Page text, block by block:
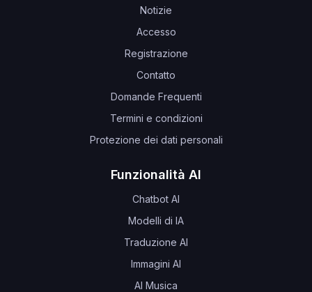
Notizie
Accesso
Registrazione
Contatto
Domande Frequenti
Termini e condizioni
Protezione dei dati personali
Funzionalità AI
Chatbot AI
Modelli di IA
Traduzione AI
Immagini AI
AI Musica